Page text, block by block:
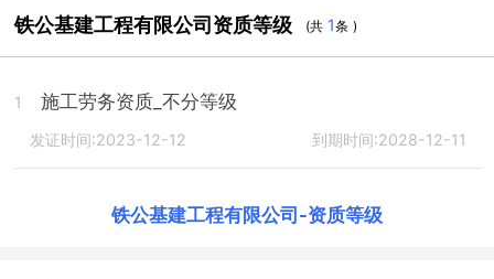
铁公基建工程有限公司资质等级 (共 1条 )
1 施工劳务资质_不分等级
发证时间:2023-12-12 到期时间:2028-12-11
铁公基建工程有限公司 -资质等级